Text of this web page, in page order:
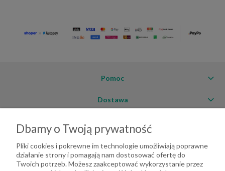
Pomoc
Dostawa
O firmie
Dbamy o Twoją prywatność
Pliki cookies i pokrewne im technologie umożliwiają poprawne
działanie strony i pomagają nam dostosować ofertę do
Twoich potrzeb. Możesz zaakceptować wykorzystanie przez